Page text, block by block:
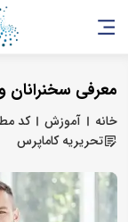
معرفی سخنرانان
خانه آموزش کد مطلب:
تحریریه کاماپرس